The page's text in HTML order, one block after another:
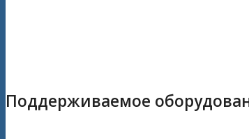
Поддерживаемое